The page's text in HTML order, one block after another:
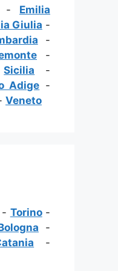
- Emilia
Giulia -
-
-
Sicilia -
Adige -
Veneto
- Torino-
-
-